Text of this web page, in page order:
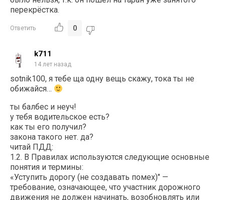
перекрёстка.
Ответить 0
k711
14 лет назад
sotnik100, я тебе ща одну вещь скажу, тока ты не
обижайся…
ты балбес и неуч!
у тебя водительское есть?
как ты его получил?
закона такого нет. да?
читай ПДД:
1.2. В Правилах используются следующие основные
понятия и термины:
«Уступить дорогу (не создавать помех)" —
требование, означающее, что участник дорожного
движения не должен начинать, возобновлять или